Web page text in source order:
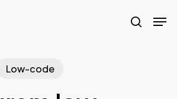
search
Low-code